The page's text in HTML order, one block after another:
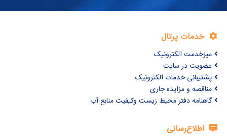
خدمات پرتال
میزخدمت الکترونیک
عضویت در سایت
پشتیبانی خدمات الکترونیک
مناقصه و مزایده جاری
گاهنامه دفتر محیط زیست وکیفیت منابع آب
اطلاع‌رسانی